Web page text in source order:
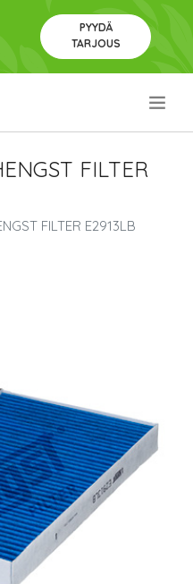
PYYDÄ
TARJOUS
FILTER
FILTER E2913LB